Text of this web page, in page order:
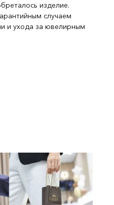
изделие.
случаем
и ухода за ювелирным